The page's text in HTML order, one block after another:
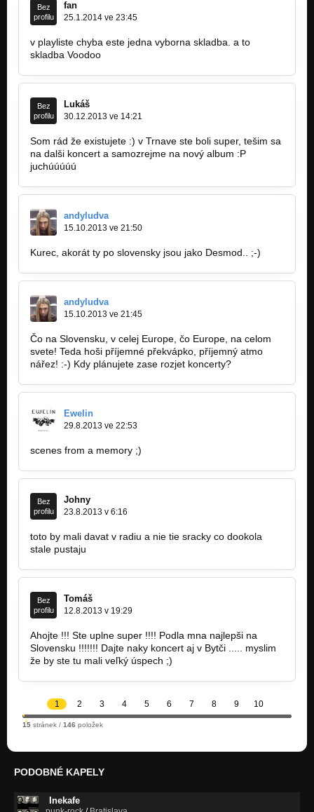
Bez
profilu
fan
25.1.2014 ve 23:45
v playliste chyba este jedna vyborna skladba. a to
skladba Voodoo
Bez
profilu
Lukáš
30.12.2013 ve 14:21
Som rád že existujete :) v Trnave ste boli super, tešim sa
na dalši koncert a samozrejme na nový album :P
juchúúúúú
andyludva
15.10.2013 ve 21:50
Kurec, akorát ty po slovensky jsou jako Desmod.. ;-)
andyludva
15.10.2013 ve 21:45
Čo na Slovensku, v celej Europe, čo Europe, na celom
svete! Teda hoši příjemné překvápko, příjemný atmo
nářez! :-) Kdy plánujete zase rozjet koncerty?
Ewelin
29.8.2013 ve 22:53
scenes from a memory ;)
Bez
profilu
Johny
23.8.2013 v 6:16
toto by mali davat v radiu a nie tie sracky co dookola
stale pustaju
Bez
profilu
Tomáš
12.8.2013 v 19:29
Ahojte !!! Ste uplne super !!!! Podla mna najlepši na
Slovensku !!!!!!! Dajte naky koncert aj v Bytči ..... myslim
že by ste tu mali veľký úspech ;)
1 2 3 4 5 6 7 8 9 10
15 stránek / 146 položek
PODOBNÉ KAPELY
Inekafe